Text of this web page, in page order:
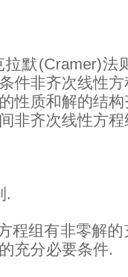
(Cramer)法
件非齐次线性
性质和解的结
非齐次线性方
.
组有非零解的
充分必要条件.